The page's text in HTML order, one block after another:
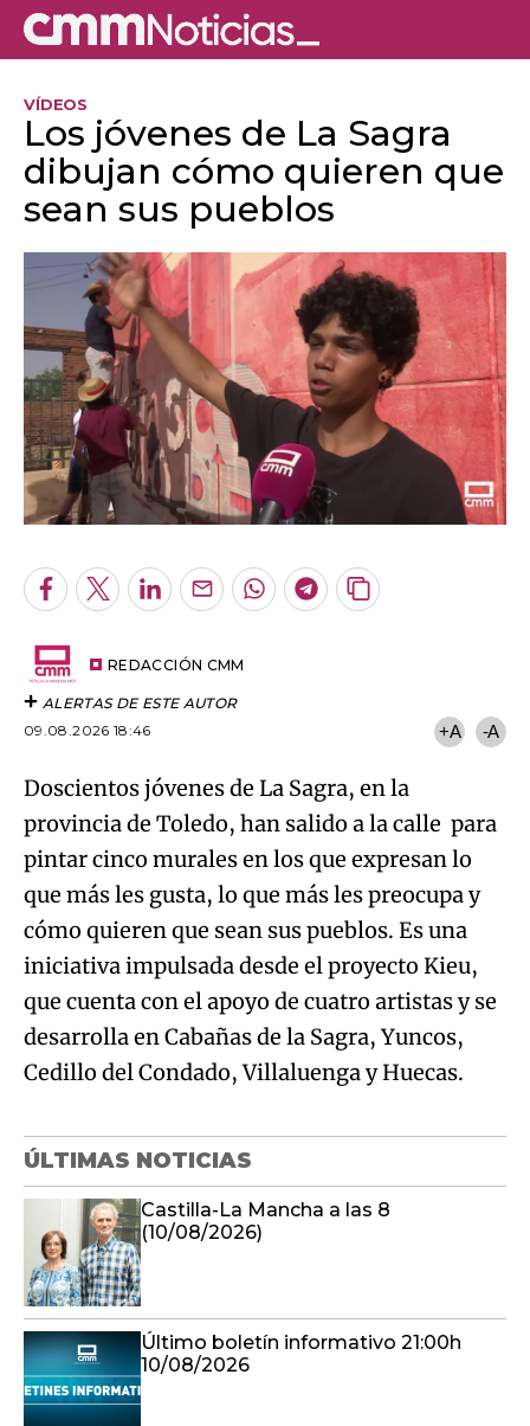
VÍDEOS
Los jóvenes de La Sagra
dibujan cómo quieren que
sean sus pueblos
Facebook
TwitterLinkedInEnviarWhatsapp
Telegram
Copiar
REDACCIÓN CMM
ALERTAS DE ESTE AUTOR
09.08.2026 18:46
+A -A
Doscientos jóvenes de La Sagra, en la
provincia de Toledo, han salido a la calle para
pintar cinco murales en los que expresan lo
que más les gusta, lo que más les preocupa y
cómo quieren que sean sus pueblos. Es una
iniciativa impulsada desde el proyecto Kieu,
que cuenta con el apoyo de cuatro artistas y se
desarrolla en Cabañas de la Sagra, Yuncos,
Cedillo del Condado, Villaluenga y Huecas.
ÚLTIMAS NOTICIAS
Castilla-La Mancha a las 8
(10/08/2026)
Último boletín informativo 21:00h
10/08/2026